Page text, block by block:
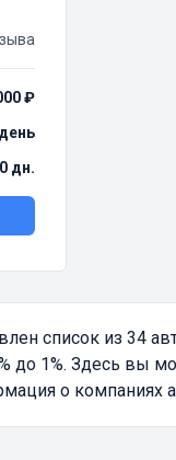
₽
дн.
список из 34
1%. Здесь вы
о компаниях